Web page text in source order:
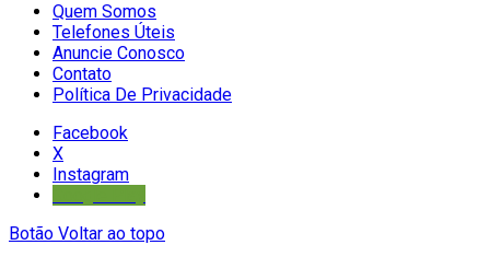
Quem Somos
Telefones Úteis
Anuncie Conosco
Contato
Política De Privacidade
Facebook
X
Instagram
Botão Voltar ao topo